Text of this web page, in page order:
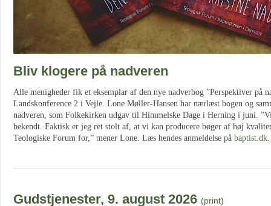
Bliv klogere på nadveren
Alle menigheder fik et eksemplar af den nye nadverbog ”Perspektiver på
Landskonference 2 i Vejle. Lone Møller-Hansen har nærlæst bogen og
nadveren, som Folkekirken udgav til Himmelske Dage i Herning i juni.
bekendt. Faktisk er jeg ret stolt af, at vi kan producere bøger af høj
Teologiske Forum for,” mener Lone. Læs hendes anmeldelse på baptist.dk.
Gudstjenester, 9. august 2026 (print)